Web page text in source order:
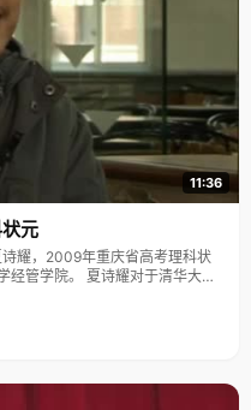
都会花很多心思去看，比如看到
的相关历史事件，其他关联人
的含义和用法外，会想想由这个
容易混淆的类似单词，所以看起
，但是却大大增强了学习效果，提
得非常深刻了，连带着其他很多内
哪本课本，第几章，第几部分。
欢韩国实力派组合SG wanna
，"她的声音很纯很空灵，适合看
跟不认识的人聊天，尤其是虚拟
入主题。或者就上一下时下流行
各种美食料理，还买了烹饪出回
了都觉得不错。"除了料理，许
的生
11:36
元
耀对于清华大学
，他就问爸爸，哪所学校是最好
字在还上小学的夏诗耀脑海里扎
丽的校园和忙碌而快乐的学子身